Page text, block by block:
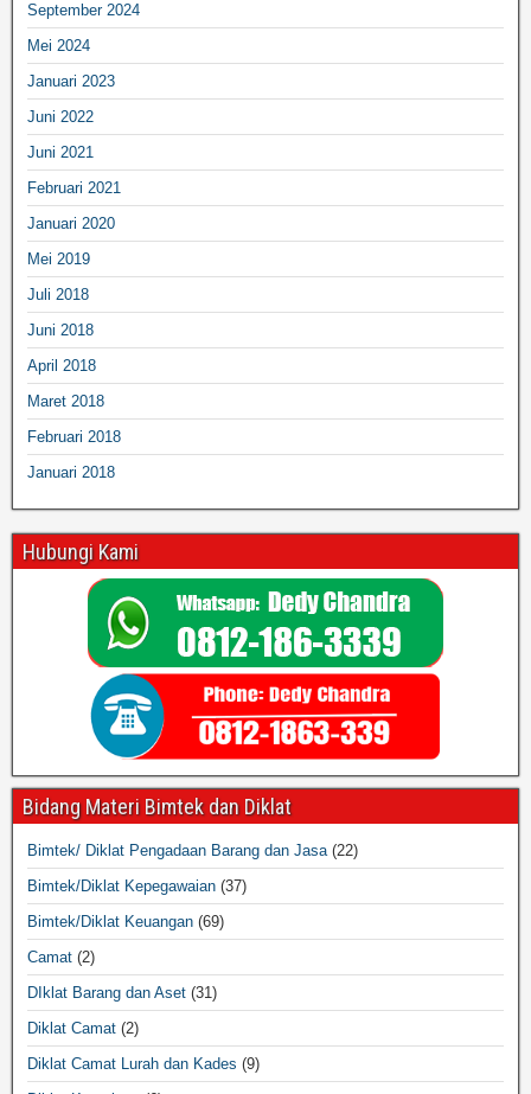
September 2024
Mei 2024
Januari 2023
Juni 2022
Juni 2021
Februari 2021
Januari 2020
Mei 2019
Juli 2018
Juni 2018
April 2018
Maret 2018
Februari 2018
Januari 2018
Hubungi Kami
Bidang Materi Bimtek dan Diklat
Bimtek/ Diklat Pengadaan Barang dan Jasa(22)
Bimtek/Diklat Kepegawaian (37)
Bimtek/Diklat Keuangan (69)
Camat (2)
DIklat Barang dan Aset (31)
Diklat Camat (2)
Diklat Camat Lurah dan Kades (9)